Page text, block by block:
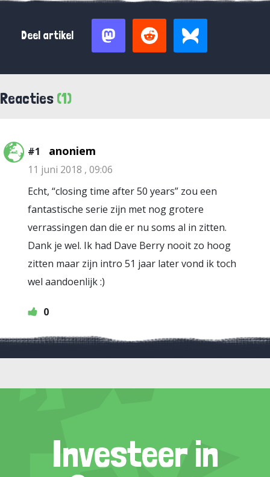
Deel artikel
Reacties (1)
#1 anoniem
11 juni 2018 , 09:06
Echt, “closing time after 50 years” zou een
fantastische serie zijn met nog grotere
verrassingen dan die er nu soms al in zitten.
Dank je wel. Ik had Dave Berry nooit zo hoog
zitten maar zijn intro 51 jaar later vond ik toch
wel aandoenlijk :)
0
Investeer in